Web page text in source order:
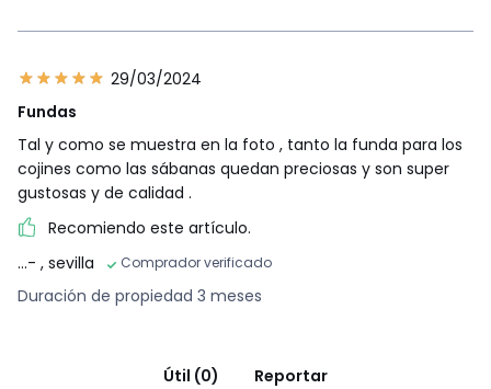
29/03/2024
Fundas
Tal y como se muestra en la foto , tanto la funda para los
cojines como las sábanas quedan preciosas y son super
gustosas y de calidad .
Recomiendo este artículo.
...- , sevilla Comprador verificado
Duración de propiedad 3 meses
Útil (0)
Reportar